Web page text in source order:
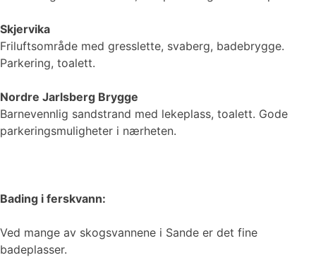
Skjervika
Friluftsområde med gresslette, svaberg, badebrygge.
Parkering, toalett.
Nordre Jarlsberg Brygge
Barnevennlig sandstrand med lekeplass, toalett. Gode
parkeringsmuligheter i nærheten.
Bading i ferskvann:
Ved mange av skogsvannene i Sande er det fine
badeplasser.